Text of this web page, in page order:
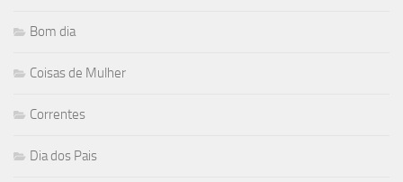
Bom dia
Coisas de Mulher
Correntes
Dia dos Pais